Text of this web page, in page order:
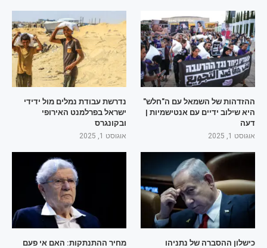
ההזדהות של השמאל עם ה"חלש"
היא שילוב ידיים עם אנטישמיות |
דעה
אוגוסט 1, 2025
נדרשת עבודת נמלים מול ידידי
ישראל בפרלמנט האירופי
ובקונגרס
אוגוסט 1, 2025
כישלון ההסברה של נתניהו
מחיר ההתנתקות: האם אי פעם